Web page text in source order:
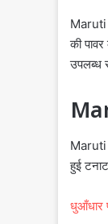
Maruti
की
उपलब्ध
Maruti
हुई
धुआँधार